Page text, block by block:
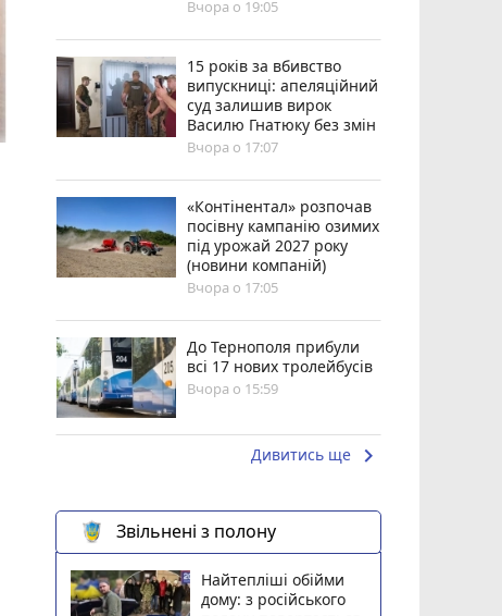
Вчора о 19:05
15 років за вбивство
випускниці: апеляційний
суд залишив вирок
Василю Гнатюку без змін
Вчора о 17:07
«Контінентал» розпочав
посівну кампанію озимих
під урожай 2027 року
(новини компаній)
Вчора о 17:05
До Тернополя прибули
всі 17 нових тролейбусів
Вчора о 15:59
Дивитись ще keyboard_arrow_right
Звільнені з полону
Найтепліші обійми
дому: з російського